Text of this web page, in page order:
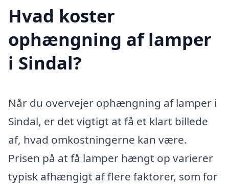
Hvad koster
ophængning af lamper
i Sindal?
Når du overvejer ophængning af lamper i
Sindal, er det vigtigt at få et klart billede
af, hvad omkostningerne kan være.
Prisen på at få lamper hængt op varierer
typisk afhængigt af flere faktorer, som for